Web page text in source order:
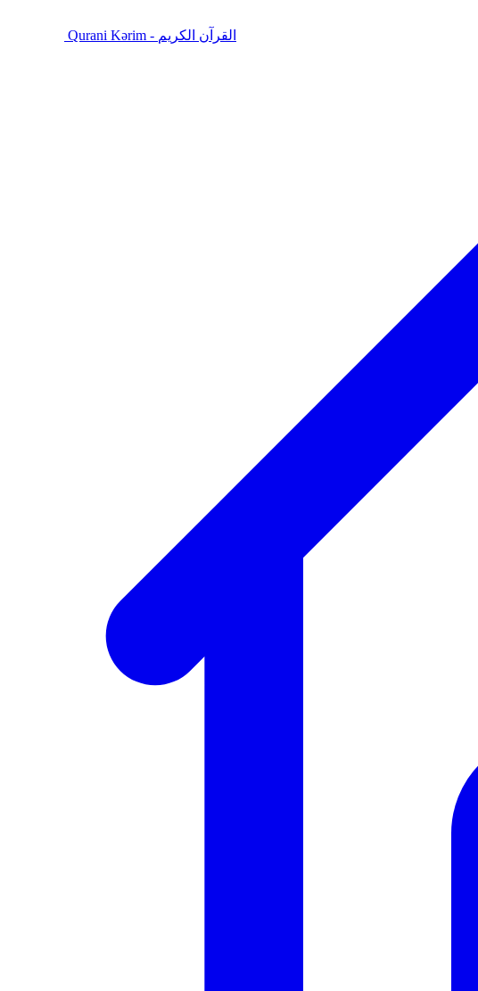
Qurani Kərim - القرآن الكريم